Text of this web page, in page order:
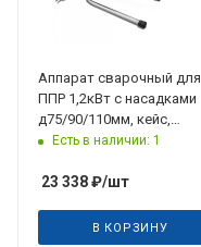
Аппарат сварочный для
ППР 1,2кВт с насадками
д75/90/110мм, кейс,
FUSITEK
Есть в наличии: 1
23 338₽/шт
В КОРЗИНУ